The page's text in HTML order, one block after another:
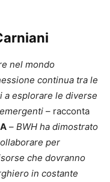
nel mondo
continua tra le
a esplorare le diverse
– racconta
– BWH ha dimostrato
per
che dovranno
in costante